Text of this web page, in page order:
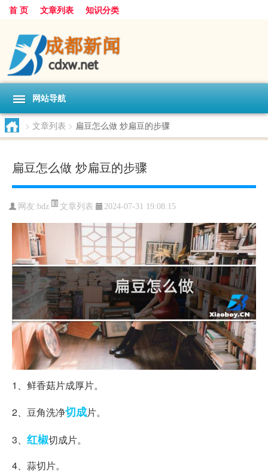
首 页 文章列表 知识分类
网站导航
> 文章列表 > 扁豆怎么做 炒扁豆的步骤
扁豆怎么做 炒扁豆的步骤
网友:bdz 文章列表 2024-07-31 19:08:15
1、鲜香菇片成厚片。
2、豆角洗净切成片。
3、 红椒切成片。
4、蒜切片。